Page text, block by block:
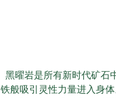
黑曜岩是所有新时代矿石
铁般吸引灵性力量进入身